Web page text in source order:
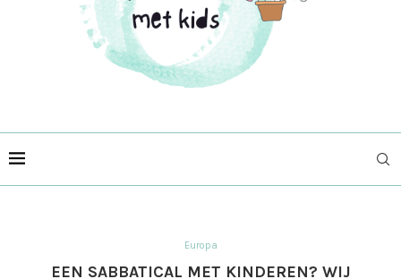
Europa
EEN SABBATICAL MET KINDEREN? WIJ